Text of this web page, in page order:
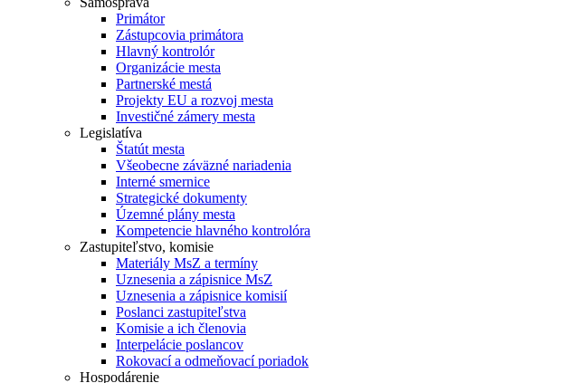
Primátor
Zástupcovia primátora
Hlavný kontrolór
Organizácie mesta
Partnerské mestá
Projekty EU a rozvoj mesta
Investičné zámery mesta
Legislatíva
Štatút mesta
Všeobecne záväzné nariadenia
Interné smernice
Strategické dokumenty
Územné plány mesta
Kompetencie hlavného kontrolóra
Zastupiteľstvo, komisie
Materiály MsZ a termíny
Uznesenia a zápisnice MsZ
Uznesenia a zápisnice komisií
Poslanci zastupiteľstva
Komisie a ich členovia
Interpelácie poslancov
Rokovací a odmeňovací poriadok
Hospodárenie